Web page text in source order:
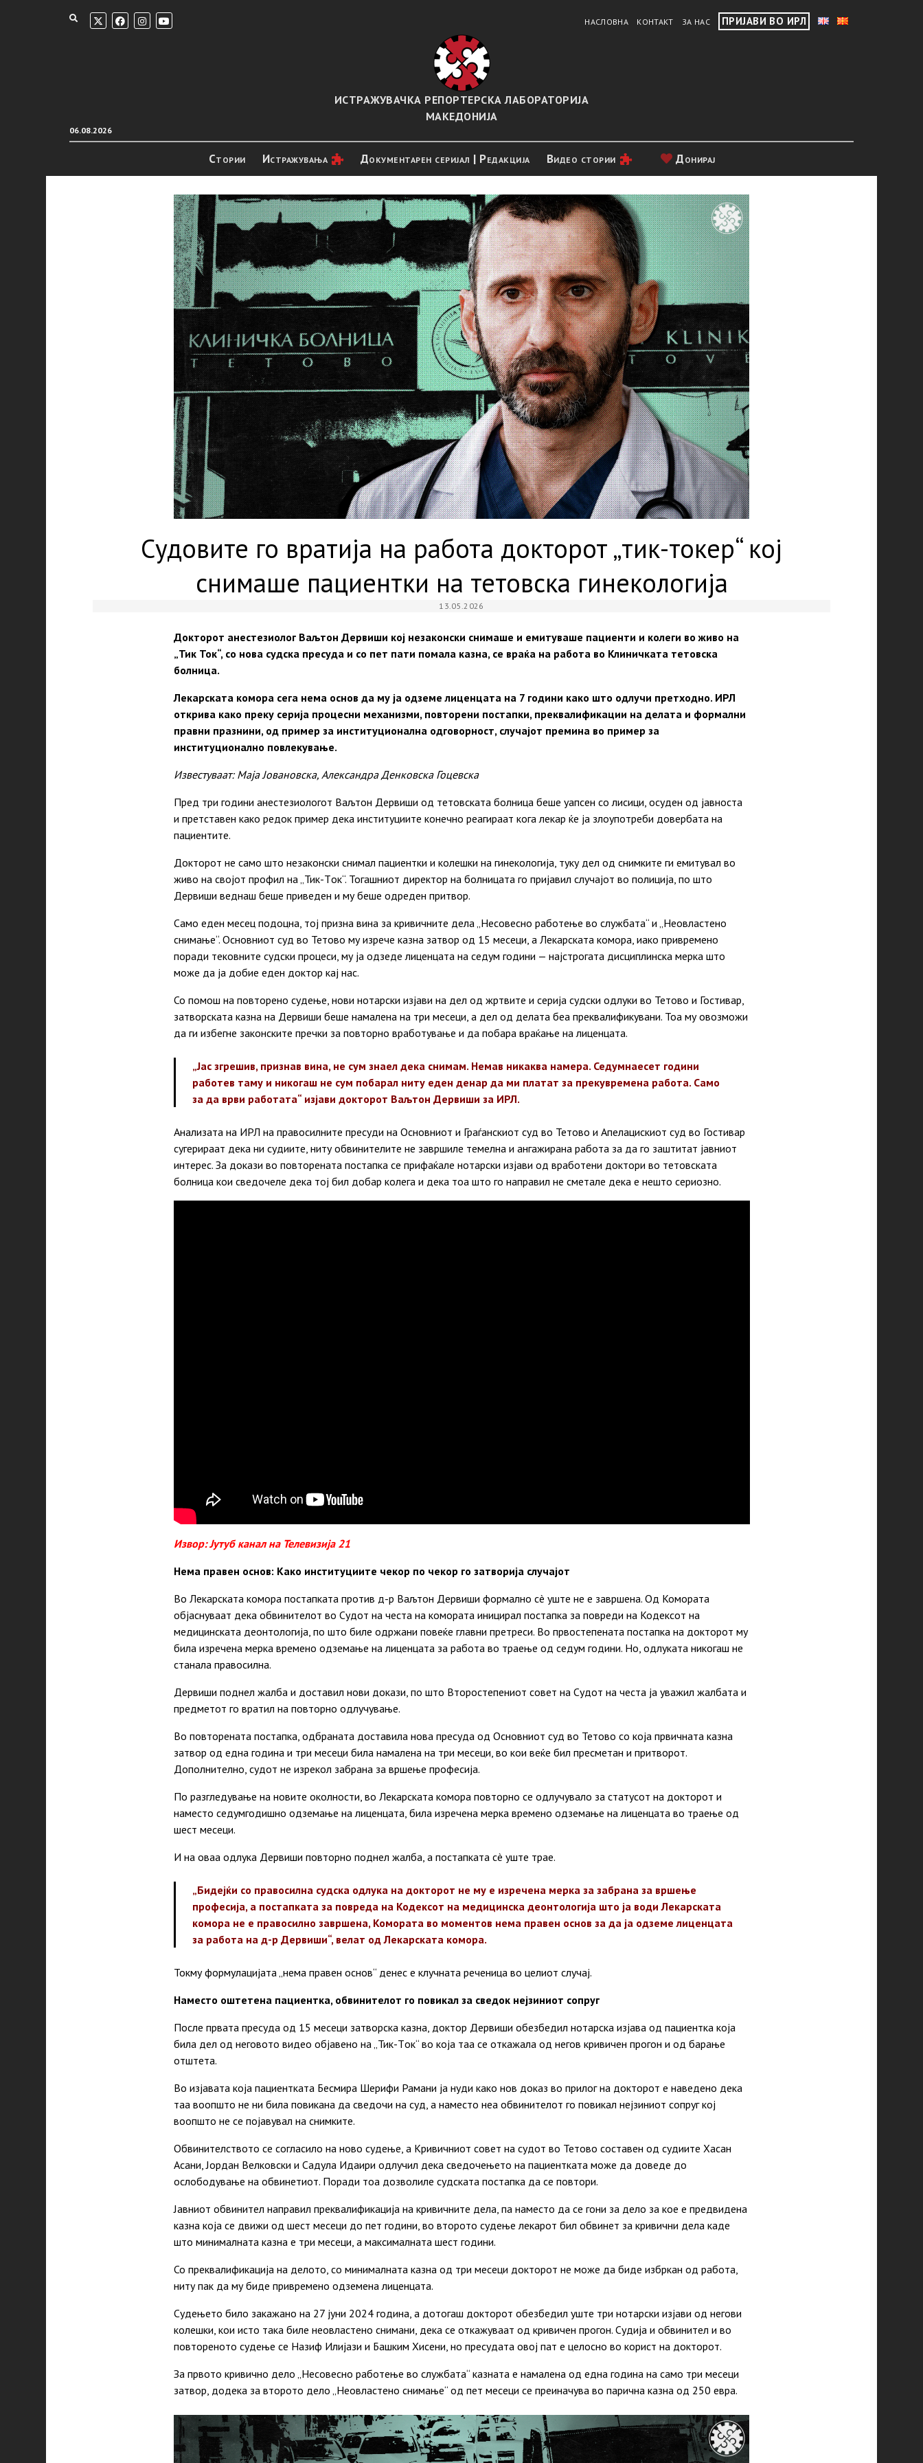
НАСЛОВНА КОНТАКТ ЗА НАС ПРИЈАВИ ВО ИРЛ
06.08.2026
ИСТРАЖУВАЧКА РЕПОРТЕРСКА ЛАБОРАТОРИЈА
МАКЕДОНИЈА
Стории Истражувањa Документарен серијал | Редакција Видео стории Донирај
Судовите го вратија на работа докторот „тик-токер“ кој
снимаше пациентки на тетовска гинекологија
13.05.2026
Докторот анестезиолог Ваљтон Дервиши кој незаконски снимаше и емитуваше пациенти и колеги во живо на
„Тик Ток“, со нова судска пресуда и со пет пати помала казна, се враќа на работа во Клиничката тетовска
болница.
Лекарската комора сега нема основ да му ја одземе лиценцата на 7 години како што одлучи претходно. ИРЛ
открива како преку серија процесни механизми, повторени постапки, преквалификации на делата и формални
правни празнини, од пример за институционална одговорност, случајот премина во пример за
институционално повлекување.
Известуваат: Маја Јовановска, Александра Денковска Гоцевска
Пред три години анестезиологот Ваљтон Дервиши од тетовската болница беше уапсен со лисици, осуден од јавноста
и претставен како редок пример дека институциите конечно реагираат кога лекар ќе ја злоупотреби довербата на
пациентите.
Докторот не само што незаконски снимал пациентки и колешки на гинекологија, туку дел од снимките ги емитувал во
живо на својот профил на „Тик-Tок“. Тогашниот директор на болницата го пријавил случајот во полиција, по што
Дервиши веднаш беше приведен и му беше одреден притвор.
Само еден месец подоцна, тој призна вина за кривичните дела „Несовесно работење во службата“ и „Неовластено
снимање“. Основниот суд во Тетово му изрече казна затвор од 15 месеци , а Лекарската комора, иако привремено
поради тековните судски процеси, му ја одзеде лиценцата на седум години — најстрогата дисциплинска мерка што
може да ја добие еден доктор кај нас.
Со помош на повторено судење, нови нотарски изјави на дел од жртвите и серија судски одлуки во Тетово и Гостивар,
затворската казна на Дервиши беше намалена на три месеци , а дел од делата беа преквалификувани. Тоа му овозможи
да ги избегне законските пречки за повторно вработување и да побара враќање на лиценцата.
„Јас згрешив, признав вина, не сум знаел дека снимам. Немав никаква намера. Седумнаесет години
работев таму и никогаш не сум побарал ниту еден денар да ми платат за прекувремена работа. Само
за да врви работата“ изјави докторот Ваљтон Дервиши за ИРЛ.
Анализата на ИРЛ на правосилните пресуди на Основниот и Граѓанскиот суд во Тетово и Апелацискиот суд во Гостивар
сугерираат дека ни судиите, ниту обвинителите не завршиле темелна и ангажирана работа за да го заштитат јавниот
интерес. За докази во повторената постапка се прифаќале нотарски изјави од вработени доктори во тетовската
болница кои сведочеле дека тој бил добар колега и дека тоа што го направил не сметале дека е нешто сериозно.
Извор: Јутуб канал на Телевизија 21
Нема правен основ: Како институциите чекор по чекор го затворија случајот
Во Лекарската комора постапката против д-р Ваљтон Дервиши формално сè уште не е завршена. Од Комората
објаснуваат дека обвинителот во Судот на честа на комората иницирал постапка за повреди на Кодексот на
медицинската деонтологија, по што биле одржани повеќе главни претреси. Во првостепената постапка на докторот му
била изречена мерка времено одземање на лиценцата за работа во траење од седум години. Но, одлуката никогаш не
станала правосилна.
Дервиши поднел жалба и доставил нови докази, по што Второстепениот совет на Судот на честа ја уважил жалбата и
предметот го вратил на повторно одлучување.
Во повторената постапка, одбраната доставила нова пресуда од Основниот суд во Тетово со која првичната казна
затвор од една година и три месеци била намалена на три месеци, во кои веќе бил пресметан и притворот.
Дополнително, судот не изрекол забрана за вршење професија.
По разгледување на новите околности, во Лекарската комора повторно се одлучувало за статусот на докторот и
наместо седумгодишно одземање на лиценцата, била изречена мерка времено одземање на лиценцата во траење од
шест месеци.
И на оваа одлука Дервиши повторно поднел жалба, а постапката сè уште трае.
„Бидејќи со правосилна судска одлука на докторот не му е изречена мерка за забрана за вршење
професија, а постапката за повреда на Кодексот на медицинска деонтологија што ја води Лекарската
комора не е правосилно завршена, Комората во моментов нема правен основ за да ја одземе лиценцата
за работа на д-рДервиши“, велат од Лекарската комора.
Токму формулацијата „нема правен основ“ денес е клучната реченица во целиот случај.
Наместо оштетена пациентка, обвинителот го повикал за сведок нејзиниот сопруг
После првата пресуда од 15 месеци затворска казна, доктор Дервиши обезбедил нотарска изјава од пациентка која
била дел од неговото видео објавено на „Тик-Tок“ во која таа се откажала од негов кривичен прогон и од барање
отштета.
Во изјавата која пациентката Бесмира Шерифи Рамани ја нуди како нов доказ во прилог на докторот е наведено дека
таа воопшто не ни била повикана да сведочи на суд, а наместо неа обвинителот го повикал нејзиниот сопруг кој
воопшто не се појавувал на снимките.
Обвинителството се согласило на ново судење, а Кривичниот совет на судот во Тетово составен од судиите Хасан
Асани, Јордан Велковски и Садула Идаири одлучил дека сведочењето на пациентката може да доведе до
ослободување на обвинетиот. Поради тоа дозволиле судската постапка да се повтори.
Јавниот обвинител направил преквалификација на кривичните дела, па наместо да се гони за дело за кое е предвидена
казна која се движи од шест месеци до пет години, во второто судење лекарот бил обвинет за кривични дела каде
што минималната казна е три месеци, а максималната шест години.
Со преквалификација на делото, со минималната казна од три месеци докторот не може да биде избркан од работа,
ниту пак да му биде привремено одземена лиценцата.
Судењето било закажано на 27 јуни 2024 година, а дотогаш докторот обезбедил уште три нотарски изјави од негови
колешки, кои исто така биле неовластено снимани, дека се откажуваат од кривичен прогон. Судија и обвинител и во
повтореното судење се Назиф Илијази и Башким Хисени, но пресудата овој пат е целосно во корист на докторот.
За првото кривично дело „Несовесно работење во службата“ казната е намалена од една годинана само три месеци
затвор, додека за второто дело „Неовластено снимање“ од пет месеци се преиначува во парична казна од 250 евра.